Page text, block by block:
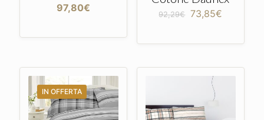
97,80€
92,29€
Il
era:
73,85€
è:
IN OFFERTA